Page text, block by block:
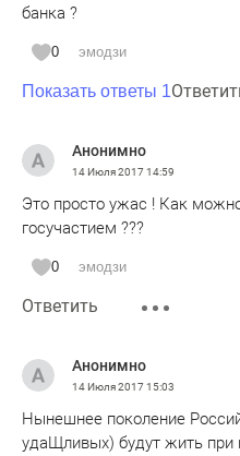
банка ?
0 эмодзи
Показать ответы 1
Анонимно
14 Июля 201714:59
Это просто ужас ! Как
госучастием ???
0 эмодзи
Ответить
Анонимно
14 Июля 201715:03
Нынешнее поколение
удаЩливых) будут жить